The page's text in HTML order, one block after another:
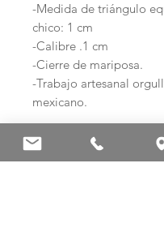
-Medida de triángulo
chico: 1 cm
-Calibre .1 cm
-Cierre de mariposa.
-Trabajo artesanal
mexicano.